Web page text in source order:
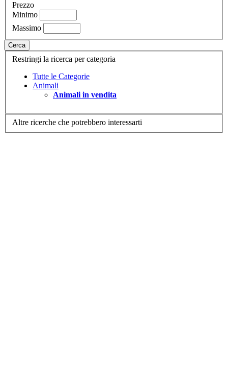
Prezzo
Minimo
Massimo
Cerca
Restringi la ricerca per categoria
Tutte le Categorie
Animali
Animali in vendita
Altre ricerche che potrebbero interessarti